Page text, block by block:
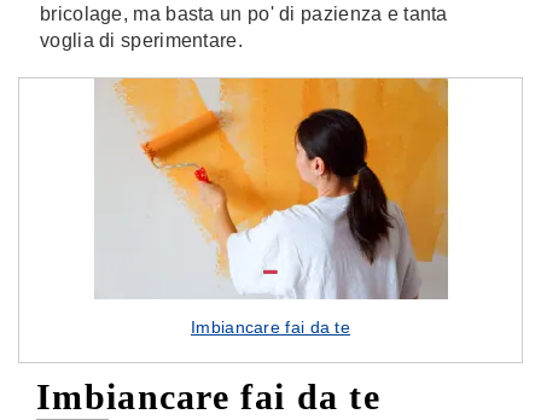
bricolage, ma basta un po' di pazienza e tanta
voglia di sperimentare.
Imbiancare fai da te
Imbiancare fai da te